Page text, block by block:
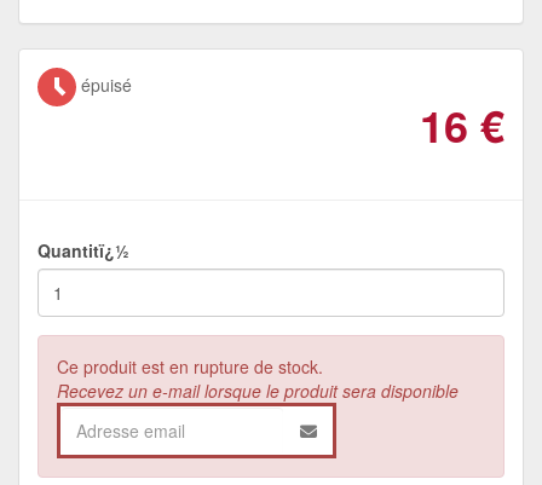
épuisé
16 €
Quantitï¿½
Ce produit est en rupture de stock.
Recevez un e-mail lorsque le produit sera disponible